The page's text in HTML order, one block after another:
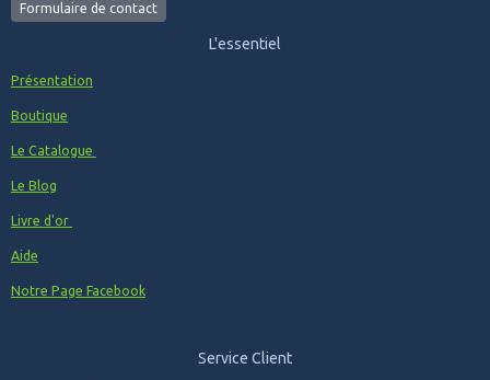
Formulaire de contact
L'essentiel
Présentation
Boutique
Le Catalogue
Le Blog
Livre d'or
Aide
Notre Page Facebook
Service Client